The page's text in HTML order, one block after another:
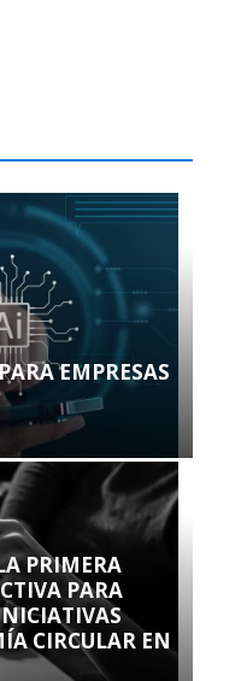
EMPRESAS
PRIMERA
PARA
CIRCULAR EN